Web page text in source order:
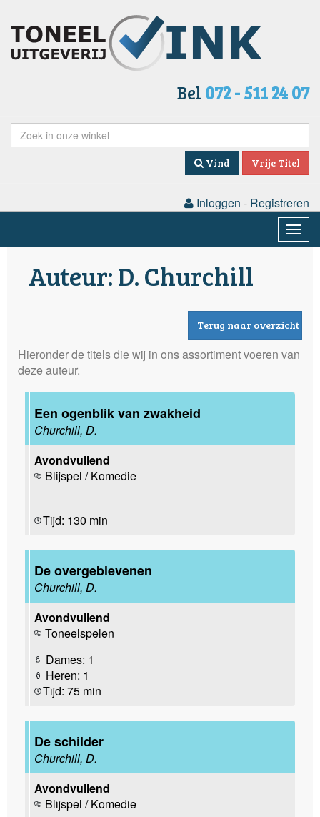
Bel 072 - 511 24 07
Vind Vrije Titel
Inloggen - Registreren
Auteur: D. Churchill
Terug naar overzicht
Hieronder de titels die wij in ons assortiment voeren van
deze auteur.
Een ogenblik van zwakheid
Churchill, D.
Avondvullend
Blijspel / Komedie
Tijd: 130 min
De overgeblevenen
Churchill, D.
Avondvullend
Toneelspelen
Dames: 1
Heren: 1
Tijd: 75 min
De schilder
Churchill, D.
Avondvullend
Blijspel / Komedie